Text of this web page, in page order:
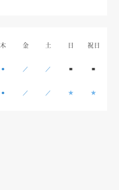
木 金 土 日 祝日
● ／ ／ ■ ■
● ／ ／ ★ ★